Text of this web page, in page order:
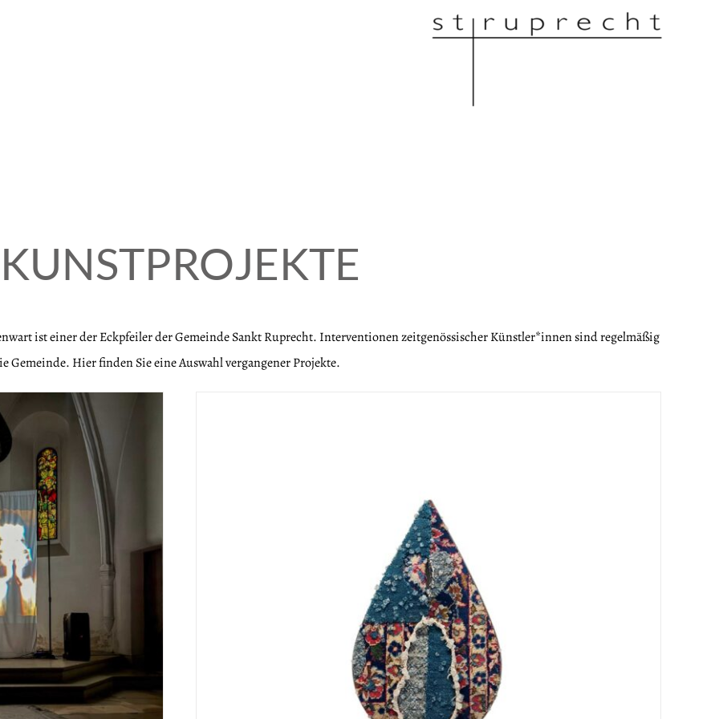
KUNSTPROJEKTE
ist einer der Eckpfeiler der Gemeinde Sankt Ruprecht. Interventionen zeitgenössischer Künstler*innen sind regelmäßig
Hier finden Sie eine Auswahl vergangener Projekte.
REDJAIAN